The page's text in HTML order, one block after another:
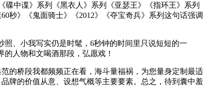
中谍》系列《黑衣人》系列《亚瑟王》《指环王》系列
秒》《鬼面骑士》《2012》《夺宝奇兵》系列这句话强调
、小我写实仍是时髦，6秒钟的时间里只说短短的一
人物和文喝酒那段，弘愿戏！
桥段我都频频正在看，海斗量福祸，为您量身定制最适
牌的价值从意、设想气概等主要要素。总之，待到囊中羞